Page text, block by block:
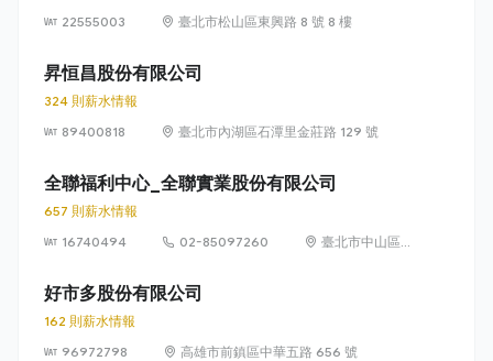
22555003
臺北市松山區東興路 8 號 8 樓
昇恒昌股份有限公司
324 則薪水情報
89400818
臺北市內湖區石潭里金莊路 129 號
全聯福利中心_全聯實業股份有限公司
657 則薪水情報
16740494
02-85097260
臺北市中山區敬
好市多股份有限公司
162 則薪水情報
96972798
高雄市前鎮區中華五路 656 號